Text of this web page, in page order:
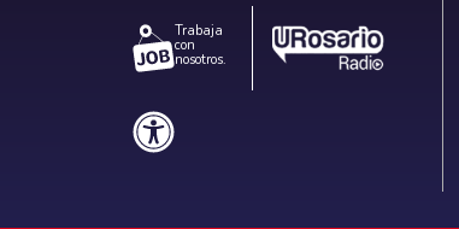
Trabaja
con
nosotros.